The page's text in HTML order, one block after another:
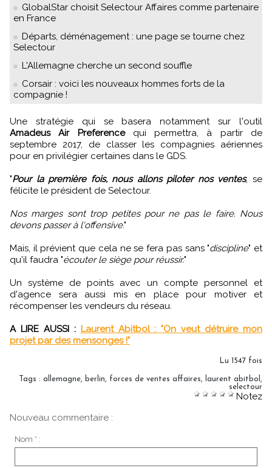
GlobalStar choisit Selectour Affaires comme partenaire
en France
Départs, déménagement : une page se tourne chez
Selectour
L'Allemagne cherche un second souffle
Corsair : voici les nouveaux hommes forts de la
compagnie !
Une stratégie qui se basera notamment sur l'outil
Amadeus Air Preferencequi permettra, à partir de
septembre 2017, de classer les compagnies aériennes
pour en privilégier certaines dans le GDS.
"Pour la première fois, nous allons piloter nos ventes, se
félicite le président de Selectour.
Nos marges sont trop petites pour ne pas le faire. Nous
devons passer à l'offensive."
Mais, il prévient que cela ne se fera pas sans "discipline" et
qu'il faudra "écouter le siège pour réussir."
Un système de points avec un compte personnel et
d'agence sera aussi mis en place pour motiver et
récompenser les vendeurs du réseau.
A LIRE AUSSI : Laurent Abitbol : "On veut détruire mon
projet par des mensonges !"
Lu 1547 fois
Tags : allemagne, berlin, forces de ventes affaires, laurent abitbol ,
selectour
Notez
Nouveau commentaire :
Nom * :